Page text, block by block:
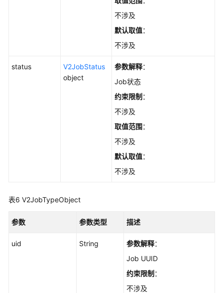
不涉及
默认取值：
不涉及
status
V2JobStatus
object
参数解释：
Job状态
约束限制 ：
不涉及
取值范围：
不涉及
默认取值：
不涉及
表6 V2JobTypeObject
参数 参数类型 描述
uid String 参数解释：
Job UUID
约束限制 ：
不涉及